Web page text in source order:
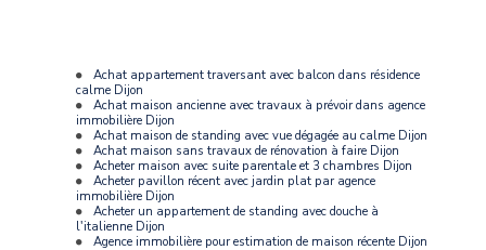
Achat appartement traversant avec balcon dans résidence
calme Dijon
Achat maison ancienne avec travaux à prévoir dans agence
immobilière Dijon
Achat maison de standing avec vue dégagée au calme Dijon
Achat maison sans travaux de rénovation à faire Dijon
Acheter maison avec suite parentale et 3 chambres Dijon
Acheter pavillon récent avec jardin plat par agence
immobilière Dijon
Acheter un appartement de standing avec douche à
l'italienne Dijon
Agence immobilière pour estimation de maison récente Dijon